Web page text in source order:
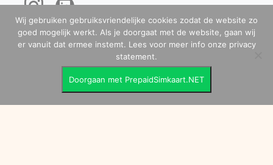
Copyright © 2010 – 2026 Alle Rechten Voorbehouden.
PrepaidSimkaart.net| Kamer van Koophandel: 99862840 |
Wij gebruiken gebruiksvriendelijke cookies zodat de website zo
goed mogelijk werkt. Als je doorgaat met de website, gaan wij
er vanuit dat ermee instemt. Lees voor meer info onze privacy
statement.
Doorgaan met PrepaidSimkaart.NET